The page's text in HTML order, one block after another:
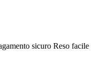
sicuro Reso facile